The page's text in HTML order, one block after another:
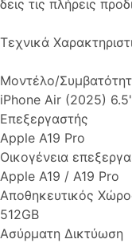
δεις τις πλήρεις
Τεχνικά
Μοντέλο/
iPhone Air (2025)
Επεξεργαστής
Apple A19 Pro
Οικογένεια
Apple A19 / A19 Pro
Αποθηκευτικός
512GB
Ασύρματη Δικτύωση